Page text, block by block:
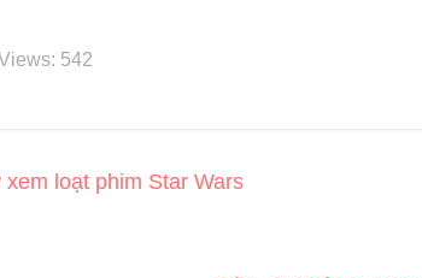
542
loạt phim Star Wars